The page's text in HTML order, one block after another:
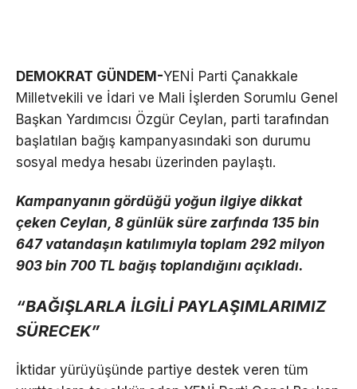
DEMOKRAT GÜNDEM-YENİ Parti Çanakkale
Milletvekili ve İdari ve Mali İşlerden Sorumlu Genel
Başkan Yardımcısı Özgür Ceylan, parti tarafından
başlatılan bağış kampanyasındaki son durumu
sosyal medya hesabı üzerinden paylaştı.
Kampanyanın gördüğü yoğun ilgiye dikkat
çeken Ceylan, 8 günlük süre zarfında 135 bin
647 vatandaşın katılımıyla toplam 292 milyon
903 bin 700 TL bağış toplandığını açıkladı.
“BAĞIŞLARLA İLGİLİ PAYLAŞIMLARIMIZ
SÜRECEK”
İktidar yürüyüşünde partiye destek veren tüm